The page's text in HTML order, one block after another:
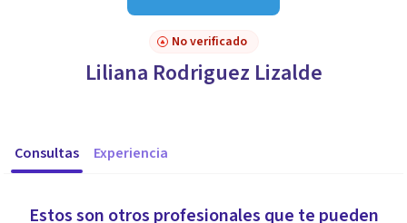
No verificado
Liliana Rodriguez Lizalde
Consultas Experiencia
Estos son otros profesionales que te pueden